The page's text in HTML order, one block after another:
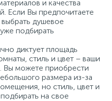
и качества
Если Вы предпочитаете
душевое
подбирать
диктует площадь
стиль и цвет – ваши
Вы можете приобрести
размера из-за
но стиль, цвет и
на свое